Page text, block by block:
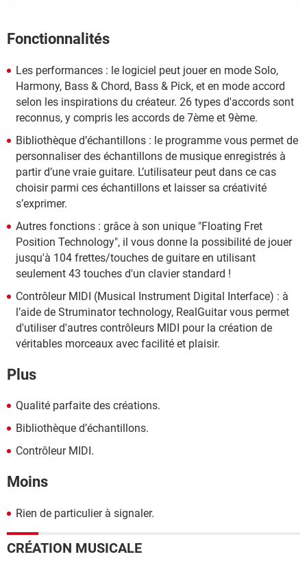
Fonctionnalités
Les performances : le logiciel peut jouer en mode Solo,
Harmony, Bass & Chord, Bass & Pick, et en mode accord
selon les inspirations du créateur. 26 types d'accords sont
reconnus, y compris les accords de 7ème et 9ème.
Bibliothèque d’échantillons : le programme vous permet de
personnaliser des échantillons de musique enregistrés à
partir d’une vraie guitare. L’utilisateur peut dans ce cas
choisir parmi ces échantillons et laisser sa créativité
s’exprimer.
Autres fonctions : grâce à son unique "Floating Fret
Position Technology", il vous donne la possibilité de jouer
jusqu'à 104 frettes/touches de guitare en utilisant
seulement 43 touches d'un clavier standard !
Contrôleur MIDI (Musical Instrument Digital Interface) : à
l’aide de Struminator technology, RealGuitar vous permet
d'utiliser d'autres contrôleurs MIDI pour la création de
véritables morceaux avec facilité et plaisir.
Plus
Qualité parfaite des créations.
Bibliothèque d’échantillons.
Contrôleur MIDI.
Moins
Rien de particulier à signaler.
CRÉATION MUSICALE